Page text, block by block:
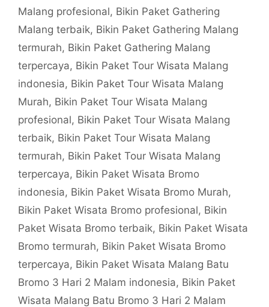
Malang profesional, Bikin Paket Gathering
Malang terbaik, Bikin Paket Gathering Malang
termurah, Bikin Paket Gathering Malang
terpercaya, Bikin Paket Tour Wisata Malang
indonesia, Bikin Paket Tour Wisata Malang
Murah, Bikin Paket Tour Wisata Malang
profesional, Bikin Paket Tour Wisata Malang
terbaik, Bikin Paket Tour Wisata Malang
termurah, Bikin Paket Tour Wisata Malang
terpercaya, Bikin Paket Wisata Bromo
indonesia, Bikin Paket Wisata Bromo Murah,
Bikin Paket Wisata Bromo profesional, Bikin
Paket Wisata Bromo terbaik, Bikin Paket Wisata
Bromo termurah, Bikin Paket Wisata Bromo
terpercaya, Bikin Paket Wisata Malang Batu
Bromo 3 Hari 2 Malam indonesia, Bikin Paket
Wisata Malang Batu Bromo 3 Hari 2 Malam